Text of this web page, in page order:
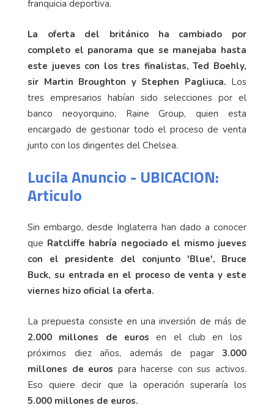
franquicia deportiva.
La oferta del británico ha cambiado por
completo el panorama que se manejaba hasta
este jueves con los tres finalistas, Ted Boehly,
sir Martin Broughton y Stephen Pagliuca. Los
tres empresarios habían sido selecciones por el
banco neoyorquino, Raine Group, quien esta
encargado de gestionar todo el proceso de venta
junto con los dirigentes del Chelsea.
Lucila Anuncio - UBICACION:
Articulo
Sin embargo, desde Inglaterra han dado a conocer
que Ratcliffe habría negociado el mismo jueves
con el presidente del conjunto 'Blue', Bruce
Buck, su entrada en el proceso de venta y este
viernes hizo oficial la oferta.
La prepuesta consiste en una inversión de más de
2.000 millones de euros en el club en los
próximos diez años, además de pagar 3.000
millones de euros para hacerse con sus activos.
Eso quiere decir que la operación superaría los
5.000 millones de euros.